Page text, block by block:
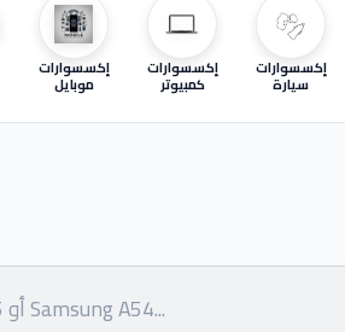
إكسسوارات
سيارة
إكسسوارات
كمبيوتر
إكسسوارات
موبايل